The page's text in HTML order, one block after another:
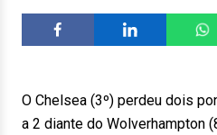
O Chelsea (3º) perdeu dois
a 2 diante do Wolverhampton